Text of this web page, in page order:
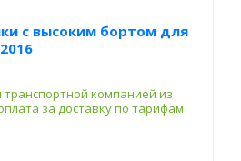
с высоким бортом для
транспортной компанией из
за доставку по тарифам